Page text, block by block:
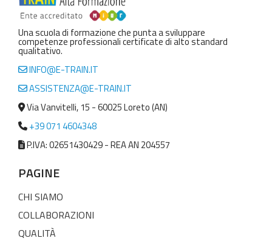
Una scuola di formazione che punta a sviluppare
competenze professionali certificate di alto standard
qualitativo.
INFO@E-TRAIN.IT
ASSISTENZA@E-TRAIN.IT
Via Vanvitelli, 15 - 60025 Loreto (AN)
+39 071 4604348
P.IVA: 02651430429 - REA AN 204557
PAGINE
CHI SIAMO
COLLABORAZIONI
QUALITÀ